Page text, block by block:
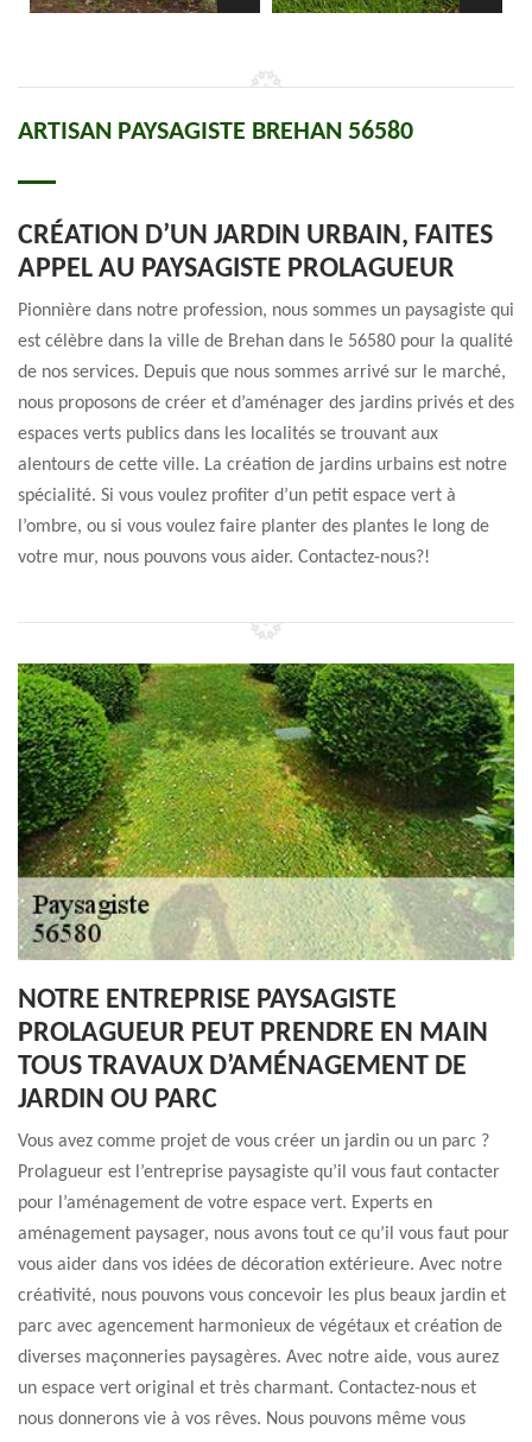
ARTISAN PAYSAGISTE BREHAN 56580
CRÉATION D’UN JARDIN URBAIN, FAITES
APPEL AU PAYSAGISTE PROLAGUEUR
Pionnière dans notre profession, nous sommes un paysagiste qui
est célèbre dans la ville de Brehan dans le 56580 pour la qualité
de nos services. Depuis que nous sommes arrivé sur le marché,
nous proposons de créer et d’aménager des jardins privés et des
espaces verts publics dans les localités se trouvant aux
alentours de cette ville. La création de jardins urbains est notre
spécialité. Si vous voulez profiter d’un petit espace vert à
l’ombre, ou si vous voulez faire planter des plantes le long de
votre mur, nous pouvons vous aider. Contactez-nous?!
NOTRE ENTREPRISE PAYSAGISTE
PROLAGUEUR PEUT PRENDRE EN MAIN
TOUS TRAVAUX D’AMÉNAGEMENT DE
JARDIN OU PARC
Vous avez comme projet de vous créer un jardin ou un parc ?
Prolagueur est l’entreprise paysagiste qu’il vous faut contacter
pour l’aménagement de votre espace vert. Experts en
aménagement paysager, nous avons tout ce qu’il vous faut pour
vous aider dans vos idées de décoration extérieure. Avec notre
créativité, nous pouvons vous concevoir les plus beaux jardin et
parc avec agencement harmonieux de végétaux et création de
diverses maçonneries paysagères. Avec notre aide, vous aurez
un espace vert original et très charmant. Contactez-nous et
nous donnerons vie à vos rêves. Nous pouvons même vous